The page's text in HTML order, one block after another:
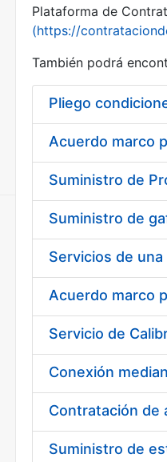
Mostrar/Ocultar
Mostrar/Ocultar
Plataforma de
(https://
También podrá
Pliego
Acuerdo marco
Acuerdo marco
Suministro de